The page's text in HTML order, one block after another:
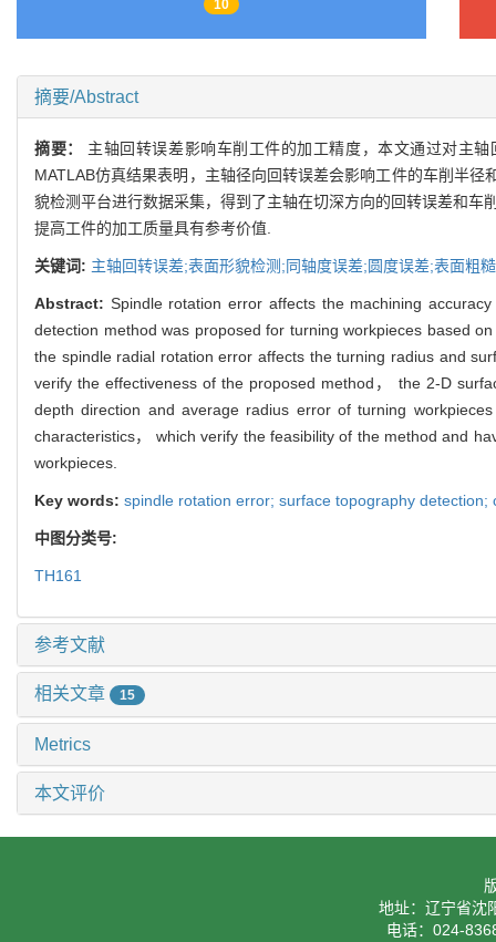
10
摘要/Abstract
摘要： 主轴回转误差影响车削工件的加工精度，本文通过对主
MATLAB仿真结果表明，主轴径向回转误差会影响工件的车削半
貌检测平台进行数据采集，得到了主轴在切深方向的回转误差和
提高工件的加工质量具有参考价值.
关键词: 主轴回转误差;表面形貌检测;同轴度误差;圆度误差;表面粗
Abstract: Spindle rotation error affects the machining
detection method was proposed for turning workpieces based
the spindle radial rotation error affects the turning radius and
verify the effectiveness of the proposed method， the 2-D
depth direction and average radius error of turning
characteristics， which verify the feasibility of the method and
workpieces.
Key words: spindle rotation error; surface topography
中图分类号:
TH161
参考文献
相关文章 15
Metrics
本文评价
地址：辽宁省沈
电话：024-